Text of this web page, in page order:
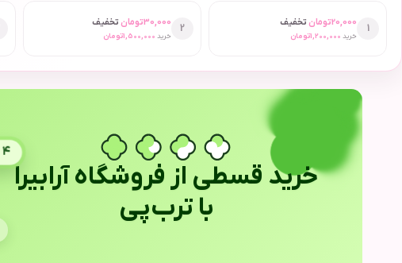
1
20,000تومان تخفیف
خرید 1,200,000تومان
2
30,000تومان تخفیف
خرید 1,500,000تومان
خرید قسطی از فروشگاه آرابیرا
با ترب‌پی
۴ قسط